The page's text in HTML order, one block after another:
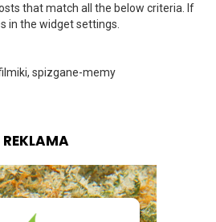
that match all the below criteria. If
in the widget settings.
spizgane-memy
REKLAMA